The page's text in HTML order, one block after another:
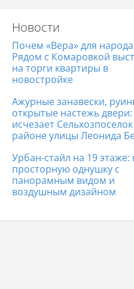
Сервисы в Бобруйске
Новости
Почем «Вера» для
Рядом с Комаровкой
на торги квартиры в
новостройке
Ажурные занавески,
открытые настежь двери:
исчезает
районе улицы Леонида
Урбан-стайл на 19
просторную однушку с
панорамным видом и
воздушным дизайном